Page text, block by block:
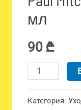
мл
90 ₾
Категория: